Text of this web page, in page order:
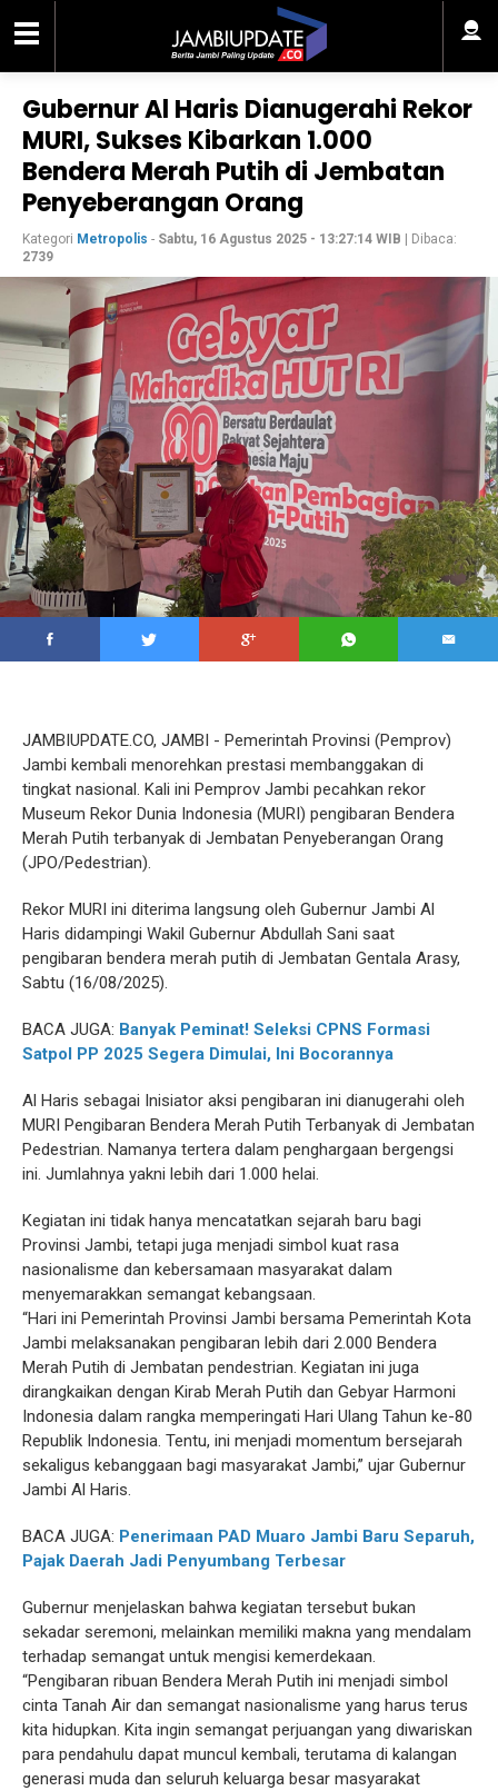
Gubernur Al Haris Dianugerahi Rekor
MURI, Sukses Kibarkan 1.000
Bendera Merah Putih di Jembatan
Penyeberangan Orang
Kategori Metropolis - Sabtu, 16 Agustus 2025 - 13:27:14 WIB | Dibaca:
2739
JAMBIUPDATE.CO, JAMBI - Pemerintah Provinsi (Pemprov)
Jambi kembali menorehkan prestasi membanggakan di
tingkat nasional. Kali ini Pemprov Jambi pecahkan rekor
Museum Rekor Dunia Indonesia (MURI) pengibaran Bendera
Merah Putih terbanyak di Jembatan Penyeberangan Orang
(JPO/Pedestrian).
Rekor MURI ini diterima langsung oleh Gubernur Jambi Al
Haris didampingi Wakil Gubernur Abdullah Sani saat
pengibaran bendera merah putih di Jembatan Gentala Arasy,
Sabtu (16/08/2025).
BACA JUGA: Banyak Peminat! Seleksi CPNS Formasi
Satpol PP 2025 Segera Dimulai, Ini Bocorannya
Al Haris sebagai Inisiator aksi pengibaran ini dianugerahi oleh
MURI Pengibaran Bendera Merah Putih Terbanyak di Jembatan
Pedestrian. Namanya tertera dalam penghargaan bergengsi
ini. Jumlahnya yakni lebih dari 1.000 helai.
Kegiatan ini tidak hanya mencatatkan sejarah baru bagi
Provinsi Jambi, tetapi juga menjadi simbol kuat rasa
nasionalisme dan kebersamaan masyarakat dalam
menyemarakkan semangat kebangsaan.
“Hari ini Pemerintah Provinsi Jambi bersama Pemerintah Kota
Jambi melaksanakan pengibaran lebih dari 2.000 Bendera
Merah Putih di Jembatan pendestrian. Kegiatan ini juga
dirangkaikan dengan Kirab Merah Putih dan Gebyar Harmoni
Indonesia dalam rangka memperingati Hari Ulang Tahun ke-80
Republik Indonesia. Tentu, ini menjadi momentum bersejarah
sekaligus kebanggaan bagi masyarakat Jambi,” ujar Gubernur
Jambi Al Haris.
BACA JUGA: Penerimaan PAD Muaro Jambi Baru Separuh,
Pajak Daerah Jadi Penyumbang Terbesar
Gubernur menjelaskan bahwa kegiatan tersebut bukan
sekadar seremoni, melainkan memiliki makna yang mendalam
terhadap semangat untuk mengisi kemerdekaan.
“Pengibaran ribuan Bendera Merah Putih ini menjadi simbol
cinta Tanah Air dan semangat nasionalisme yang harus terus
kita hidupkan. Kita ingin semangat perjuangan yang diwariskan
para pendahulu dapat muncul kembali, terutama di kalangan
generasi muda dan seluruh keluarga besar masyarakat